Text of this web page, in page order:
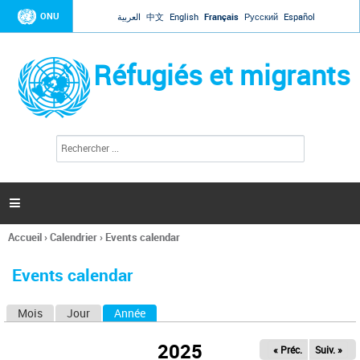
Jump to navigation
ONU العربية 中文 English Français Русский Español
Réfugiés et migrants
l
c
h
e

Vous
ici
Accueil›Calendrier› Events calendar
Events calendar
Mois Jour Année
2025 « Préc. Suiv. »